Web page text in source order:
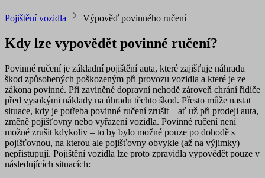
Pojištění vozidla Výpověď povinného ručení
Kdy lze vypovědět povinné ručení?
Povinné ručení je základní pojištění auta, které zajišťuje náhradu
škod způsobených poškozeným při provozu vozidla a které je ze
zákona povinné. Při zaviněné dopravní nehodě zároveň chrání řidiče
před vysokými náklady na úhradu těchto škod. Přesto může nastat
situace, kdy je potřeba povinné ručení zrušit – ať už při prodeji auta,
změně pojišťovny nebo vyřazení vozidla. Povinné ručení není
možné zrušit kdykoliv – to by bylo možné pouze po dohodě s
pojišťovnou, na kterou ale pojišťovny obvykle (až na výjimky)
nepřistupují. Pojištění vozidla lze proto zpravidla vypovědět pouze v
následujících situacích: